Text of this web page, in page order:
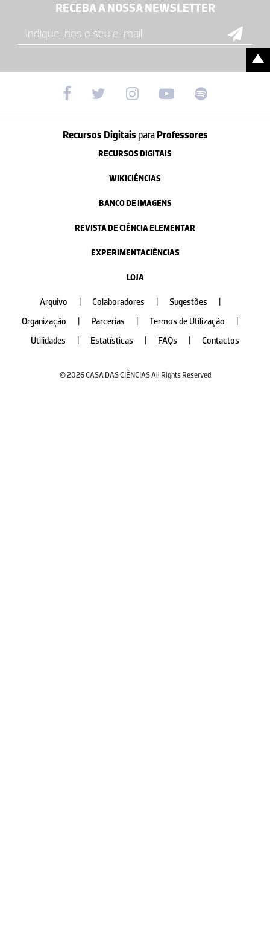
RECEBA A NOSSA NEWSLETTER
Recursos Digitais paraProfessores
RECURSOS DIGITAIS
WIKICIÊNCIAS
BANCO DE IMAGENS
REVISTA DE CIÊNCIA ELEMENTAR
EXPERIMENTACIÊNCIAS
LOJA
Arquivo Colaboradores Sugestões
Organização
Parcerias Termos de Utilização
Utilidades
Estatísticas FAQs Contactos
© 2026 CASA DAS CIÊNCIAS All Rights Reserved